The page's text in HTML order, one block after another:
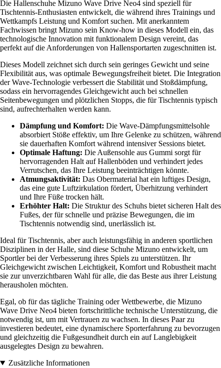
Die Hallenschuhe Mizuno Wave Drive Neo4 sind speziell für
Tischtennis-Enthusiasten entwickelt, die während ihres Trainings und
Wettkampfs Leistung und Komfort suchen. Mit anerkanntem
Fachwissen bringt Mizuno sein Know-how in dieses Modell ein, das
technologische Innovation mit funktionalem Design vereint, das
perfekt auf die Anforderungen von Hallensportarten zugeschnitten ist.
Dieses Modell zeichnet sich durch sein geringes Gewicht und seine
Flexibilität aus, was optimale Bewegungsfreiheit bietet. Die Integration
der Wave-Technologie verbessert die Stabilität und Stoßdämpfung,
sodass ein hervorragendes Gleichgewicht auch bei schnellen
Seitenbewegungen und plötzlichen Stopps, die für Tischtennis typisch
sind, aufrechterhalten werden kann.
Dämpfung und Komfort: Die Wave-Dämpfungsmittelsohle
absorbiert Stöße effektiv, um Ihre Gelenke zu schützen, während
sie dauerhaften Komfort während intensiver Sessions bietet.
Optimale Haftung: Die Außensohle aus Gummi sorgt für
hervorragenden Halt auf Hallenböden und verhindert jedes
Verrutschen, das Ihre Leistung beeinträchtigen könnte.
Atmungsaktivität: Das Obermaterial hat ein luftiges Design,
das eine gute Luftzirkulation fördert, Überhitzung verhindert
und Ihre Füße trocken hält.
Erhöhter Halt: Die Struktur des Schuhs bietet sicheren Halt des
Fußes, der für schnelle und präzise Bewegungen, die im
Tischtennis notwendig sind, unerlässlich ist.
Ideal für Tischtennis, aber auch leistungsfähig in anderen sportlichen
Disziplinen in der Halle, sind diese Schuhe Mizuno entwickelt, um
Sportler bei der Verbesserung ihres Spiels zu unterstützen. Ihr
Gleichgewicht zwischen Leichtigkeit, Komfort und Robustheit macht
sie zur unverzichtbaren Wahl für alle, die das Beste aus ihrer Leistung
herausholen möchten.
Egal, ob für das tägliche Training oder Wettbewerbe, die Mizuno
Wave Drive Neo4 bieten fortschrittliche technische Unterstützung, die
notwendig ist, um mit Vertrauen zu wachsen. In dieses Paar zu
investieren bedeutet, eine dynamischere Sporterfahrung zu bevorzugen
und gleichzeitig die Fußgesundheit durch ein auf Langlebigkeit
ausgelegtes Design zu bewahren.
Zusätzliche Informationen